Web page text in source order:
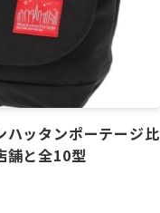
ハッタンポーテージ比
舗と全10型